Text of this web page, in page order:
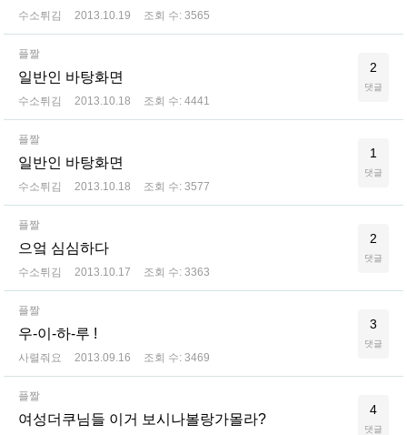
수소튀김 2013.10.19 조회 수: 3565
플짤
일반인 바탕화면
수소튀김 2013.10.18 조회 수: 4441
2
댓글
플짤
일반인 바탕화면
수소튀김 2013.10.18 조회 수: 3577
1
댓글
플짤
으엌 심심하다
수소튀김 2013.10.17 조회 수: 3363
2
댓글
플짤
우-이-하-루 !
사렬줘요 2013.09.16 조회 수: 3469
3
댓글
플짤
여성더쿠님들 이거 보시나볼랑가몰라?
4
댓글